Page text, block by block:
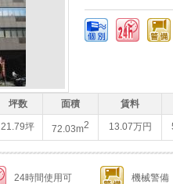
坪数 面積 賃料
21.79坪 72.03m2 13.07万円
24時間使用可 機械警備